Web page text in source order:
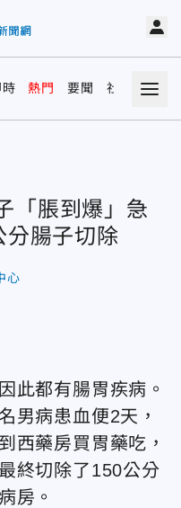
時 熱門 要聞 社會 娛樂
「脹到爆」急
腸子切除
心
此都有腸胃疾病。
男病患血便2天，
西藥房買胃藥吃，
終切除了150公分
房。